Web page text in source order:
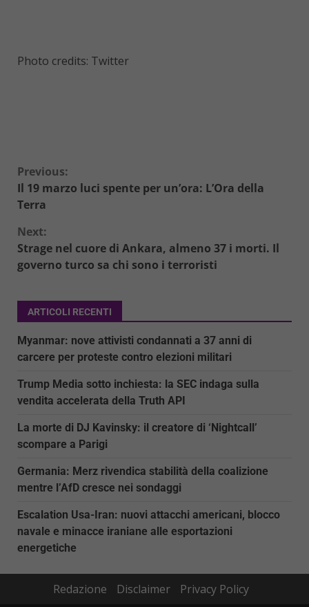
Photo credits: Twitter
Continue
Reading
Previous:
Il 19 marzo luci spente per un’ora: L’Ora della
Terra
Next:
Strage nel cuore di Ankara, almeno 37 i morti. Il
governo turco sa chi sono i terroristi
ARTICOLI RECENTI
Myanmar: nove attivisti condannati a 37 anni di
carcere per proteste contro elezioni militari
Trump Media sotto inchiesta: la SEC indaga sulla
vendita accelerata della Truth API
La morte di DJ Kavinsky: il creatore di ‘Nightcall’
scompare a Parigi
Germania: Merz rivendica stabilità della coalizione
mentre l’AfD cresce nei sondaggi
Escalation Usa-Iran: nuovi attacchi americani, blocco
navale e minacce iraniane alle esportazioni
energetiche
Redazione Disclaimer Privacy Policy